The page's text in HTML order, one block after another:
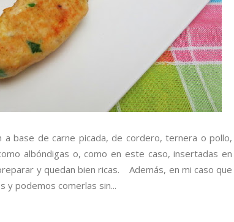
base de carne picada, de cordero, ternera o pollo,
albóndigas o, como en este caso, insertadas en
y quedan bien ricas. Además, en mi caso que
y podemos comerlas sin...